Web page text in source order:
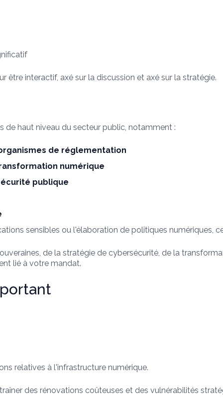
être interactif, axé sur la discussion et axé sur la stratégie.
haut niveau du secteur public, notamment :
de réglementation
numérique
publique
sensibles ou l'élaboration de politiques numériques,
de la stratégie de cybersécurité, de la
lié à votre mandat.
relatives à l'infrastructure numérique.
des rénovations coûteuses et des vulnérabilités